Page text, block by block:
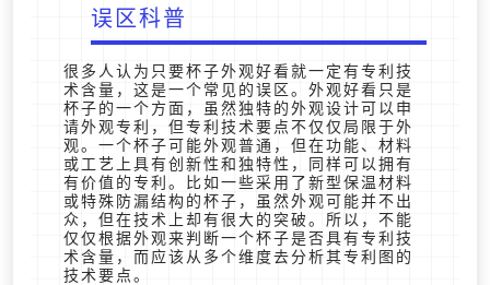
误区科普
很多人认为只要杯子外观好看就一定有专利技
术含量，这是一个常见的误区。外观好看只是
杯子的一个方面，虽然独特的外观设计可以申
请外观专利，但专利技术要点不仅仅局限于外
观。一个杯子可能外观普通，但在功能、材料
或工艺上具有创新性和独特性，同样可以拥有
有价值的专利。比如一些采用了新型保温材料
或特殊防漏结构的杯子，虽然外观可能并不出
众，但在技术上却有很大的突破。所以，不能
仅仅根据外观来判断一个杯子是否具有专利技
术含量，而应该从多个维度去分析其专利图的
技术要点。